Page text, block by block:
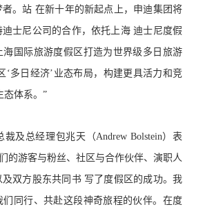
。站 在新十年的新起点上，申迪集团将
士尼公司的合作，依托上海 迪士尼度假
海国际旅游度假区打造为世界级多日旅游
‘多日经济’业态布局，构建更具活力和竞
态体系。”
裁及总经理包兆天（Andrew Bolstein）表
的游客与粉丝、社区与合作伙伴、演职人
及双方股东共同书 写了度假区的成功。我
们同行、共赴这段神奇旅程的伙伴。在度